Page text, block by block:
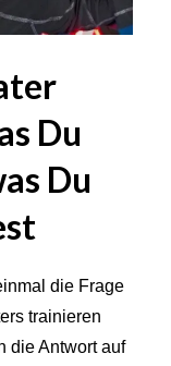
Du
Du
die Frage
trainieren
die Antwort auf